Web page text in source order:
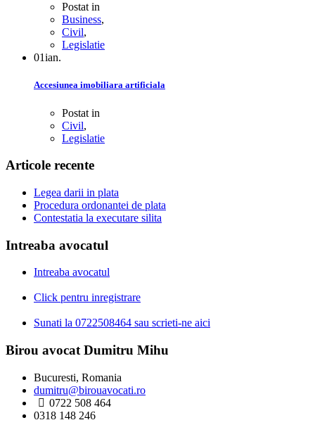
Postat in
Business,
Civil,
Legislatie
01ian.
Accesiunea imobiliara artificiala
Postat in
Civil,
Legislatie
Articole recente
Legea darii in plata
Procedura ordonantei de plata
Contestatia la executare silita
Intreaba avocatul
Intreaba avocatul
Click pentru inregistrare
Sunati la 0722508464 sau scrieti-ne aici
Birou avocat Dumitru Mihu
Bucuresti, Romania
dumitru@birouavocati.ro
0722 508 464
0318 148 246